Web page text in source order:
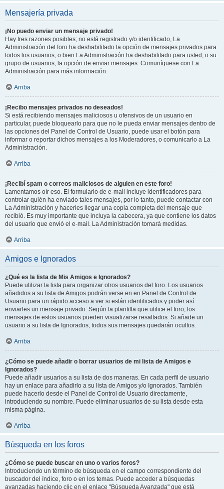
Mensajería privada
¡No puedo enviar un mensaje privado!
Hay tres razones posibles; no está registrado y/o identificado, La
Administración del foro ha deshabilitado la opción de mensajes privados para
todos los usuarios, o bien La Administración ha deshabilitado para usted, o su
grupo de usuarios, la opción de enviar mensajes. Comuníquese con La
Administración para más información.
Arriba
¡Recibo mensajes privados no deseados!
Si está recibiendo mensajes maliciosos u ofensivos de un usuario en
particular, puede bloquearlo para que no le pueda enviar mensajes dentro de
las opciones del Panel de Control de Usuario, puede usar el botón para
informar o reportar dichos mensajes a los Moderadores, o comunicarlo a La
Administración.
Arriba
¡Recibí spam o correos maliciosos de alguien en este foro!
Lamentamos oír eso. El formulario de e-mail incluye identificadores para
controlar quién ha enviado tales mensajes, por lo tanto, puede contactar con
La Administración y hacerles llegar una copia completa del mensaje que
recibió. Es muy importante que incluya la cabecera, ya que contiene los datos
del usuario que envió el e-mail. La Administración tomará medidas.
Arriba
Amigos e Ignorados
¿Qué es la lista de Mis Amigos e Ignorados?
Puede utilizar la lista para organizar otros usuarios del foro. Los usuarios
añadidos a su lista de Amigos podrán verse en en Panel de Control de
Usuario para un rápido acceso a ver si están identificados y poder así
enviarles un mensaje privado. Según la plantilla que utilice el foro, los
mensajes de estos usuarios pueden visualizarse resaltados. Si añade un
usuario a su lista de Ignorados, todos sus mensajes quedarán ocultos.
Arriba
¿Cómo se puede añadir o borrar usuarios de mi lista de Amigos e
Ignorados?
Puede añadir usuarios a su lista de dos maneras. En cada perfil de usuario
hay un enlace para añadirlo a su lista de Amigos y/o Ignorados. También
puede hacerlo desde el Panel de Control de Usuario directamente,
introduciendo su nombre. Puede eliminar usuarios de su lista desde esta
misma página.
Arriba
Búsqueda en los foros
¿Cómo se puede buscar en uno o varios foros?
Introduciendo un término de búsqueda en el campo correspondiente del
buscador del índice, foro o en los temas. Puede acceder a búsquedas
avanzadas haciendo clic en el enlace "Búsqueda Avanzada" que está